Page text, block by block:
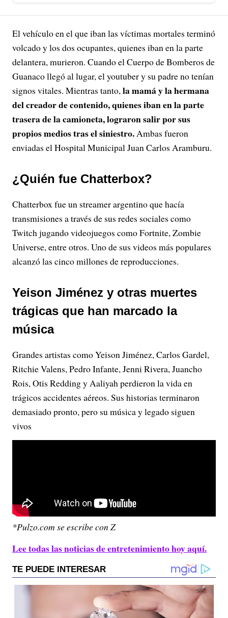
El vehículo en el que iban las víctimas mortales terminó
volcado y los dos ocupantes, quienes iban en la parte
delantera, murieron. Cuando el Cuerpo de Bomberos de
Guanaco llegó al lugar, el youtuber y su padre no tenían
signos vitales. Mientras tanto,la mamá y la hermana
del creador de contenido, quienes iban en la parte
trasera de la camioneta, lograron salir por sus
propios medios tras el siniestro.Ambas fueron
enviadas el Hospital Municipal Juan Carlos Aramburu.
¿Quién fue Chatterbox?
Chatterbox fue un streamer argentino que hacía
transmisiones a través de sus redes sociales como
Twitch jugando videojuegos como Fortnite, Zombie
Universe, entre otros. Uno de sus videos más populares
alcanzó las cinco millones de reproducciones.
Yeison Jiménez y otras muertes
trágicas que han marcado la
música
Grandes artistas como Yeison Jiménez, Carlos Gardel,
Ritchie Valens, Pedro Infante, Jenni Rivera, Juancho
Rois, Otis Redding y Aaliyah perdieron la vida en
trágicos accidentes aéreos. Sus historias terminaron
demasiado pronto, pero su música y legado siguen
vivos
*Pulzo.com se escribe con Z
Lee todas las noticias de entretenimiento hoy aquí.